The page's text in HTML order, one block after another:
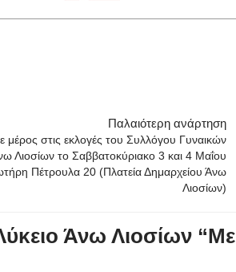
Παλαιότερη ανάρτηση
μέρος στις εκλογές του Συλλόγου Γυναικών
Λιοσίων το Σαββατοκύριακο 3 και 4 Μαΐου
Πέτρουλα 20 (Πλατεία Δημαρχείου Άνω
Λιοσίων)
Άνω Λιοσίων “Με